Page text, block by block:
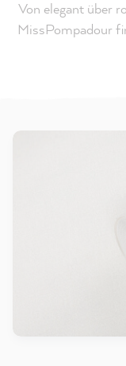
Von elegant über
MissPompadour